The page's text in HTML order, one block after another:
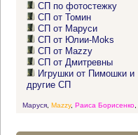
СП по фотостежку
СП от Томин
СП от Маруси
СП от Юлии-Moks
СП от Mazzy
СП от Дмитревны
Игрушки от Пимошки и
другие СП
Маруся, Mazzy, Раиса Борисенко,